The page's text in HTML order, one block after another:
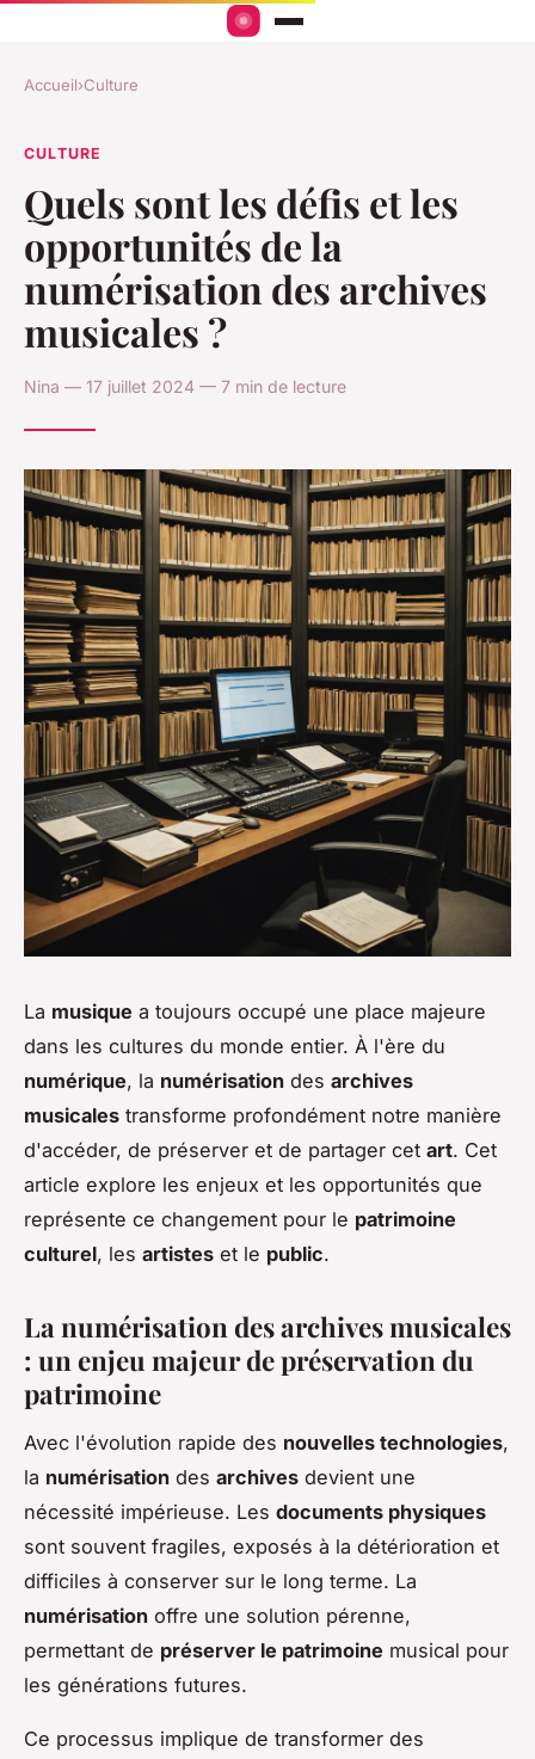
Accueil›Culture
CULTURE
Quels sont les défis et les
opportunités de la
numérisation des archives
musicales ?
Nina — 17 juillet 2024 — 7 min de lecture
La musique a toujours occupé une place majeure
dans les cultures du monde entier. À l'ère du
numérique, la numérisation des archives
musicales transforme profondément notre manière
d'accéder, de préserver et de partager cet art. Cet
article explore les enjeux et les opportunités que
représente ce changement pour le patrimoine
culturel, les artistes et le public.
La numérisation des archives musicales
: un enjeu majeur de préservation du
patrimoine
Avec l'évolution rapide des nouvelles technologies,
la numérisation des archives devient une
nécessité impérieuse. Les documents physiques
sont souvent fragiles, exposés à la détérioration et
difficiles à conserver sur le long terme. La
numérisation offre une solution pérenne,
permettant de préserver le patrimoine musical pour
les générations futures.
Ce processus implique de transformer des